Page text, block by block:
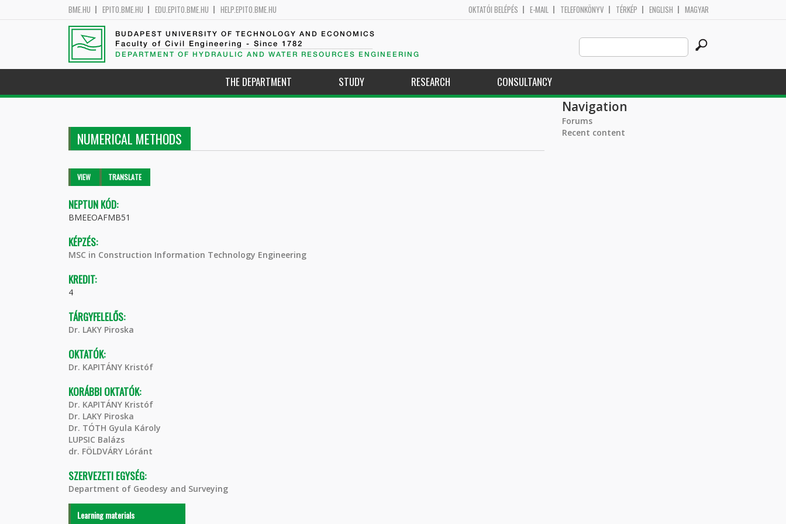
BME.HU EPITO.BME.HU EDU.EPITO.BME.HU HELP.EPITO.BME.HU OKTATÓI BELÉPÉS E-MAIL TELEFONKÖNYV TÉRKÉP ENGLISH MAGYAR
BUDAPEST UNIVERSITY OF TECHNOLOGY AND ECONOMICS
Faculty of Civil Engineering - Since 1782
DEPARTMENT OF HYDRAULIC AND WATER RESOURCES ENGINEERING
Search
this
site
THE DEPARTMENT STUDY RESEARCH CONSULTANCY
NUMERICAL METHODS
Primary tabs
VIEW (ACTIVETRANSLATE
NEPTUN KÓD:
BMEEOAFMB51
KÉPZÉS:
MSC in Construction Information Technology Engineering
KREDIT:
4
TÁRGYFELELŐS:
Dr. LAKY Piroska
OKTATÓK:
Dr. KAPITÁNY Kristóf
KORÁBBI OKTATÓK:
Dr. KAPITÁNY Kristóf
Dr. LAKY Piroska
Dr. TÓTH Gyula Károly
LUPSIC Balázs
dr. FÖLDVÁRY Lóránt
SZERVEZETI EGYSÉG:
Department of Geodesy and Surveying
Learning materials
Navigation
Forums
Recent content